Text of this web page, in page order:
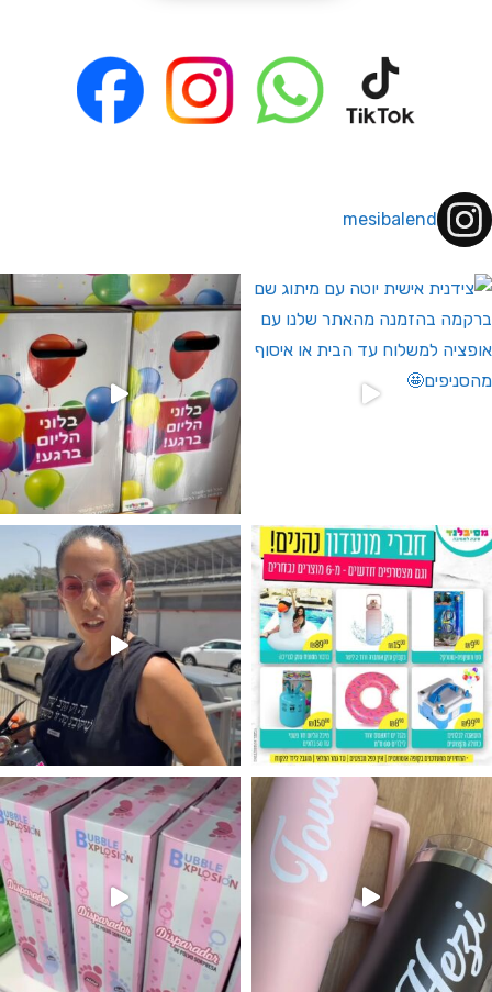
mesibalend
לחברי מועדון ומצטרפים חדשים🤍
מין העובר רק במסיבלנד !! קיים
מטף לגילוי מין העובר חזר למלא